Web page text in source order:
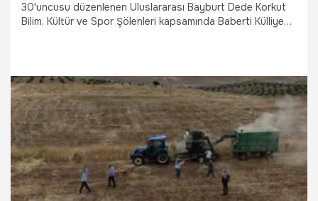
30'uncusu düzenlenen Uluslararası Bayburt Dede Korkut
Bilim, Kültür ve Spor Şölenleri kapsamında Baberti Külliyesi
ülkelerine ve yörelerine özgü halk dansları ile müzik
performanslarını izleyicilerin beğenisine sundu.
12.07.2026 Gündem